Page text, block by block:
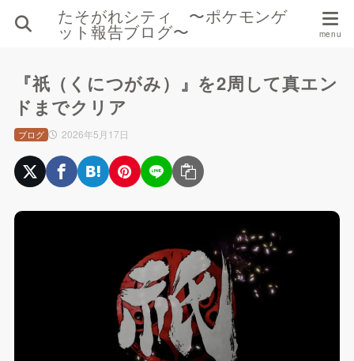
たそがれシティ 〜ポケモンゲ
ット報告ブログ〜
『祇（くにつがみ）』を2周して真エン
ドまでクリア
2026年5月17日
ブログ